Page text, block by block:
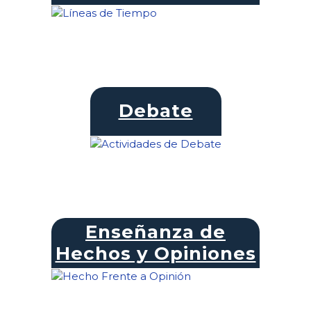
Debate
Enseñanza de
Hechos y Opiniones